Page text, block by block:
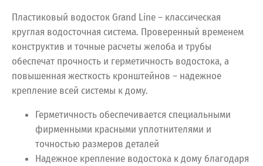
Пластиковый водосток Grand Line – классическая
круглая водосточная система. Проверенный временем
конструктив и точные расчеты желоба и трубы
обеспечат прочность и герметичность водостока, а
повышенная жесткость кронштейнов – надежное
крепление всей системы к дому.
Герметичность обеспечивается специальными
фирменными красными уплотнителями и
точностью размеров деталей
Надежное крепление водостока к дому благодаря